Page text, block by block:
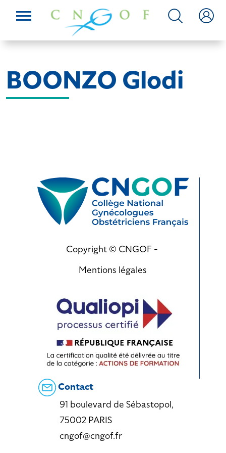
BOONZO Glodi
Copyright © CNGOF -
Mentions légales
Contact
91 boulevard de Sébastopol,
75002 PARIS
cngof@cngof.fr